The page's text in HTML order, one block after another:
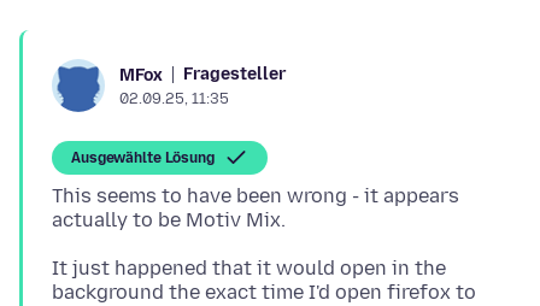
MFox Fragesteller
02.09.25, 11:35
Ausgewählte Lösung
This seems to have been wrong - it appears
It just happened that it would open in the
background the exact time I'd open firefox to